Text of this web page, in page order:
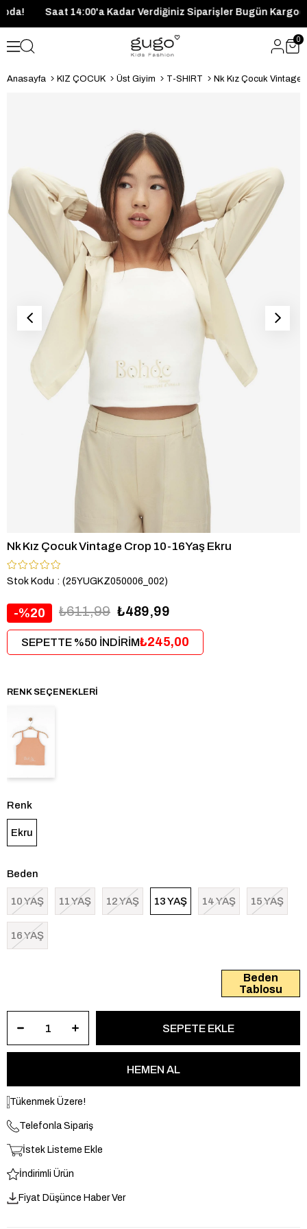
Saat 14:00'a Kadar Verdiğiniz Siparişler Bugün
0
Anasayfa KIZ ÇOCUK Üst Giyim T-SHIRT Nk Kız Çocuk Vintage
Nk Kız Çocuk Vintage Crop 10-16Yaş Ekru
Stok Kodu (25YUGKZ050006_002)
20 ₺611,99 ₺489,99
SEPETTE %50 İNDİRİM₺245,00
RENK SEÇENEKLERI
Renk
Ekru
Beden
10 YAŞ 11 YAŞ 12 YAŞ 13 YAŞ 14 YAŞ 15 YAŞ
16 YAŞ
Beden
Tablosu
Tükenmek Üzere!
Telefonla Sipariş
İstek Listeme Ekle
İndirimli Ürün
Fiyat Düşünce Haber Ver